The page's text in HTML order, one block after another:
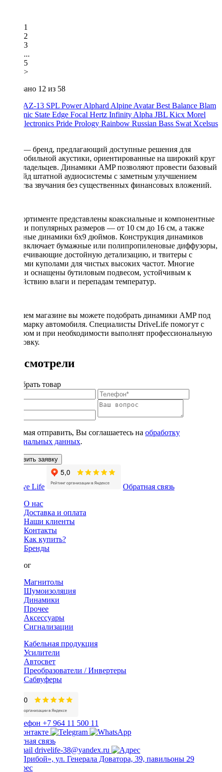
1
2
3
...
5
>
Показано 12 из 58
AZ-13 SPL Power Alphard Alpine Avatar Best Balance Blam
Dynamic State Edge Focal Hertz Infinity Alpha JBL Kicx Morel
Oris Electronics Pride Prology Rainbow Russian Bass Swat Xcelsus
AMP — бренд, предлагающий доступные решения для
автомобильной акустики, ориентированные на широкий круг
автовладельцев. Динамики AMP позволяют провести базовый
апгрейд штатной аудиосистемы с заметным улучшением
качества звучания без существенных финансовых вложений.
В ассортименте представлены коаксиальные и компонентные
модели популярных размеров — от 10 см до 16 см, а также
овальные динамики 6x9 дюймов. Конструкция динамиков
AMP включает бумажные или полипропиленовые диффузоры,
обеспечивающие достойную детализацию, и твитеры с
мягкими куполами для чистых высоких частот. Многие
модели оснащены бутиловым подвесом, устойчивым к
воздействию влаги и перепадам температур.
В нашем магазине вы можете подобрать динамики AMP под
вашу марку автомобиля. Специалисты DriveLife помогут с
выбором и при необходимости выполнят профессиональную
установку.
Вы смотрели
Подобрать товар
Нажимая отправить, Вы соглашаетесь на обработку
персональных данных.
Оставить заявку
Обратная связь
О нас
Доставка и оплата
Наши клиенты
Контакты
Как купить?
Бренды
Каталог
Магнитолы
Шумоизоляция
Динамики
Прочее
Аксессуары
Сигнализации
Кабельная продукция
Усилители
Автосвет
Преобразователи / Инвертеры
Сабвуферы
+7 964 11 500 11
Обратная связь
drivelife-38@yandex.ru
ТЦ «Прибой», ул. Генерала Доватора, 39, павильоны 29